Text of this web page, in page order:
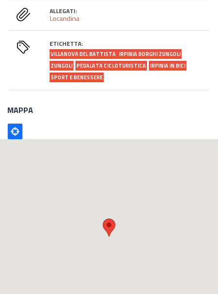
ALLEGATI:
Locandina
ETICHETTA:
VILLANOVA DEL BATTISTA IRPINIA BORGHI ZUNGOLI
ZUNGOLI PEDALATA CICLOTURISTICA IRPINIA IN BICI
SPORT E BENESSERE
MAPPA
Poligono
GEO